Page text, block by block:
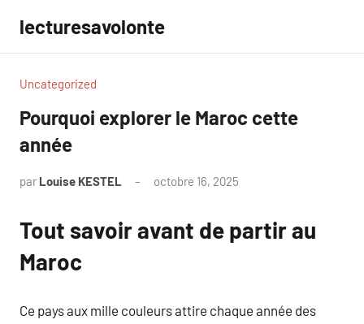
contenu
lecturesavolonte
Uncategorized
Pourquoi explorer le Maroc cette
année
par Louise KESTEL octobre 16, 2025
Tout savoir avant de partir au
Maroc
Ce pays aux mille couleurs attire chaque année des